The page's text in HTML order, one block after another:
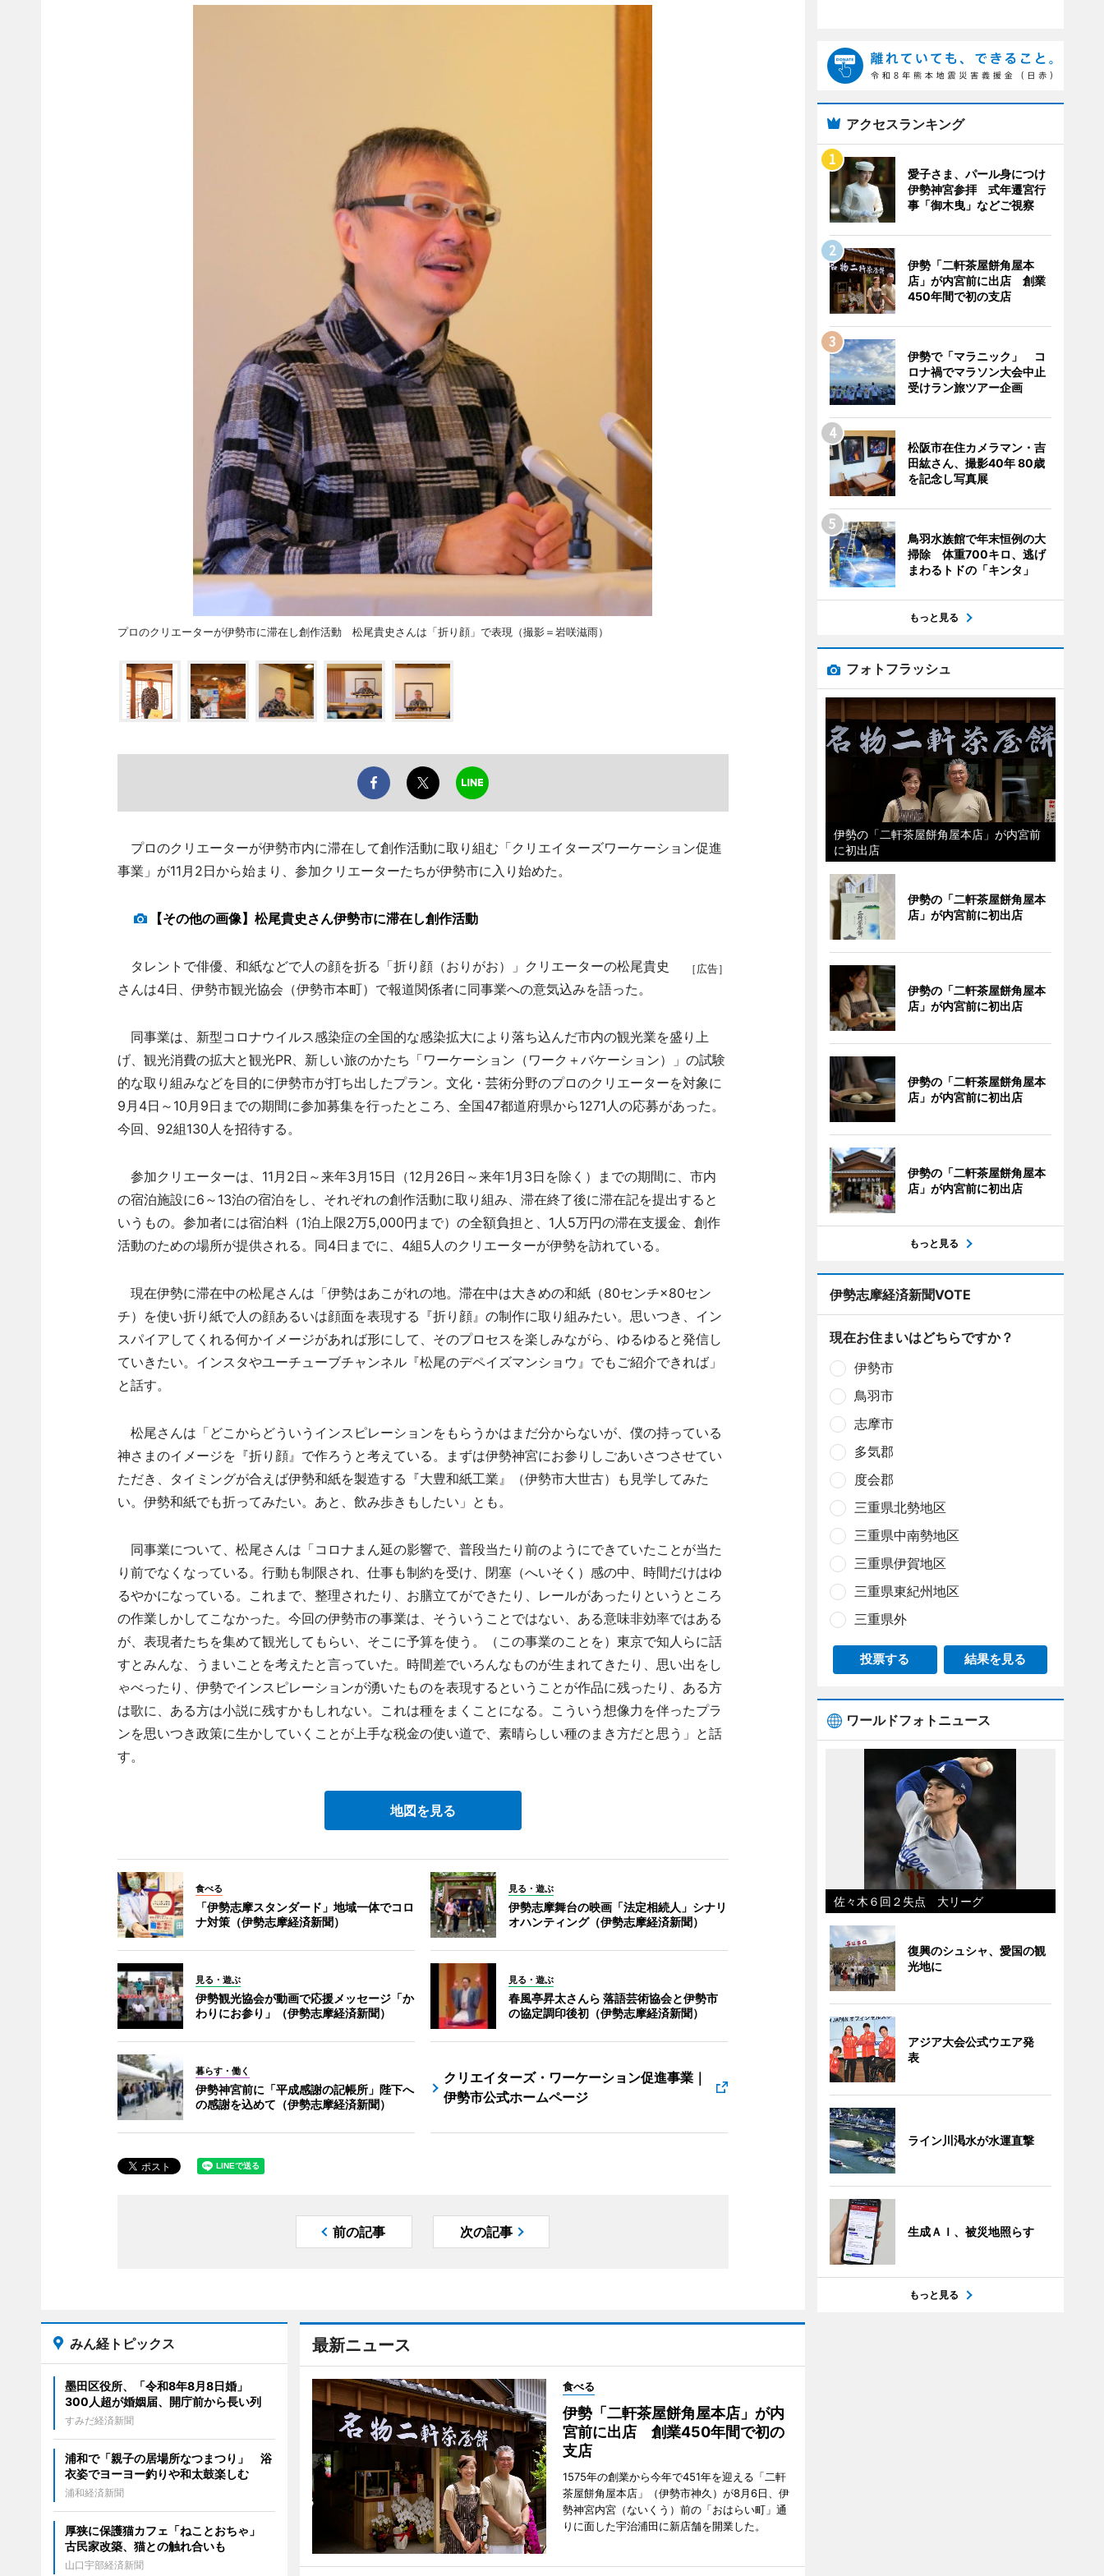
プロのクリエーターが伊勢市に滞在し創作活動 松尾貴史さんは「折り顔」で表現（撮影＝岩咲滋雨）
プロのクリエーターが伊勢市内に滞在して創作活動に取り組む「クリエイターズワーケーション促進
事業」が11月2日から始まり、参加クリエーターたちが伊勢市に入り始めた。
【その他の画像】松尾貴史さん伊勢市に滞在し創作活動
［広告］
タレントで俳優、和紙などで人の顔を折る「折り顔（おりがお）」クリエーターの松尾貴史
さんは4日、伊勢市観光協会（伊勢市本町）で報道関係者に同事業への意気込みを語った。
同事業は、新型コロナウイルス感染症の全国的な感染拡大により落ち込んだ市内の観光業を盛り上
げ、観光消費の拡大と観光PR、新しい旅のかたち「ワーケーション（ワーク＋バケーション）」の試験
的な取り組みなどを目的に伊勢市が打ち出したプラン。文化・芸術分野のプロのクリエーターを対象に
9月4日～10月9日までの期間に参加募集を行ったところ、全国47都道府県から1271人の応募があった。
今回、92組130人を招待する。
参加クリエーターは、11月2日～来年3月15日（12月26日～来年1月3日を除く）までの期間に、市内
の宿泊施設に6～13泊の宿泊をし、それぞれの創作活動に取り組み、滞在終了後に滞在記を提出すると
いうもの。参加者には宿泊料（1泊上限2万5,000円まで）の全額負担と、1人5万円の滞在支援金、創作
活動のための場所が提供される。同4日までに、4組5人のクリエーターが伊勢を訪れている。
現在伊勢に滞在中の松尾さんは「伊勢はあこがれの地。滞在中は大きめの和紙（80センチ×80セン
チ）を使い折り紙で人の顔あるいは顔面を表現する『折り顔』の制作に取り組みたい。思いつき、イン
スパイアしてくれる何かイメージがあれば形にして、そのプロセスを楽しみながら、ゆるゆると発信し
ていきたい。インスタやユーチューブチャンネル『松尾のデペイズマンショウ』でもご紹介できれば」
と話す。
松尾さんは「どこからどういうインスピレーションをもらうかはまだ分からないが、僕の持っている
神さまのイメージを『折り顔』で作ろうと考えている。まずは伊勢神宮にお参りしごあいさつさせてい
ただき、タイミングが合えば伊勢和紙を製造する『大豊和紙工業』（伊勢市大世古）も見学してみた
い。伊勢和紙でも折ってみたい。あと、飲み歩きもしたい」とも。
同事業について、松尾さんは「コロナまん延の影響で、普段当たり前のようにできていたことが当た
り前でなくなっている。行動も制限され、仕事も制約を受け、閉塞（へいそく）感の中、時間だけはゆ
るやかになっている。これまで、整理されたり、お膳立てができたり、レールがあったりというところ
の作業しかしてこなかった。今回の伊勢市の事業は、そういうことではない、ある意味非効率ではある
が、表現者たちを集めて観光してもらい、そこに予算を使う。（この事業のことを）東京で知人らに話
すとみんな、うまいことを考えたと言っていた。時間差でいろんなものが生まれてきたり、思い出をし
ゃべったり、伊勢でインスピレーションが湧いたものを表現するということが作品に残ったり、ある方
は歌に、ある方は小説に残すかもしれない。これは種をまくことになる。こういう想像力を伴ったプラ
ンを思いつき政策に生かしていくことが上手な税金の使い道で、素晴らしい種のまき方だと思う」と話
す。
地図を見る
食べる
「伊勢志摩スタンダード」地域一体でコロ
ナ対策（伊勢志摩経済新聞）
見る・遊ぶ
伊勢志摩舞台の映画「法定相続人」シナリ
オハンティング（伊勢志摩経済新聞）
見る・遊ぶ
伊勢観光協会が動画で応援メッセージ「か
わりにお参り」（伊勢志摩経済新聞）
見る・遊ぶ
春風亭昇太さんら 落語芸術協会と伊勢市
の協定調印後初（伊勢志摩経済新聞）
暮らす・働く
伊勢神宮前に「平成感謝の記帳所」陛下へ
の感謝を込めて（伊勢志摩経済新聞）
クリエイターズ・ワーケーション促進事業｜
伊勢市公式ホームページ
前の記事 次の記事
最新ニュース
食べる
伊勢「二軒茶屋餅角屋本店」が内
宮前に出店 創業450年間で初の
支店
1575年の創業から今年で451年を迎える「二軒
茶屋餅角屋本店」（伊勢市神久）が8月6日、伊
勢神宮内宮（ないくう）前の「おはらい町」通
りに面した宇治浦田に新店舗を開業した。
みん経トピックス
墨田区役所、「令和8年8月8日婚」
300人超が婚姻届、開庁前から長い列
すみだ経済新聞
浦和で「親子の居場所なつまつり」 浴
衣姿でヨーヨー釣りや和太鼓楽しむ
浦和経済新聞
厚狭に保護猫カフェ「ねことおちゃ」
古民家改築、猫との触れ合いも
山口宇部経済新聞
アクセスランキング
愛子さま、パール身につけ
伊勢神宮参拝 式年遷宮行
事「御木曳」などご視察
伊勢「二軒茶屋餅角屋本
店」が内宮前に出店 創業
450年間で初の支店
伊勢で「マラニック」 コ
ロナ禍でマラソン大会中止
受けラン旅ツアー企画
松阪市在住カメラマン・吉
田紘さん、撮影40年 80歳
を記念し写真展
鳥羽水族館で年末恒例の大
掃除 体重700キロ、逃げ
まわるトドの「キンタ」
もっと見る
フォトフラッシュ
伊勢の「二軒茶屋餅角屋本店」が内宮前
に初出店
伊勢の「二軒茶屋餅角屋本
店」が内宮前に初出店
伊勢の「二軒茶屋餅角屋本
店」が内宮前に初出店
伊勢の「二軒茶屋餅角屋本
店」が内宮前に初出店
伊勢の「二軒茶屋餅角屋本
店」が内宮前に初出店
もっと見る
伊勢志摩経済新聞VOTE
現在お住まいはどちらですか？
伊勢市
鳥羽市
志摩市
多気郡
度会郡
三重県北勢地区
三重県中南勢地区
三重県伊賀地区
三重県東紀州地区
三重県外
投票する 結果を見る
ワールドフォトニュース
佐々木６回２失点 大リーグ
復興のシュシャ、愛国の観
光地に
アジア大会公式ウエア発
表
ライン川渇水が水運直撃
生成ＡＩ、被災地照らす
もっと見る